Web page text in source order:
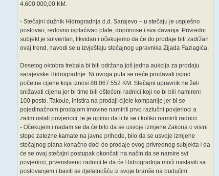
4.600.000,00 KM.
- Stečajni dužnik Hidrogradnja d.d. Sarajevo – u stečaju je uspješno
poslovao, redovno isplaćivao plate, doprinose i sva davanja. Privredni
subjekt je solventan, likvidan i očekujemo da će do prodaje biti zadržan
ovaj trend, navodi se u izvještaju stečajnog upravnika Zijada Fazlagića.
Desetog oktobra trebala bi biti održana još jedna aukcija za prodaju
sarajevske Hidrogradnje. Ni ovoga puta se neće prodavati ispod
početne cijene koja iznosi 88.067.552 KM. Stečajni upravnik ne želi
snižavati cijenu jer bi time bili oštećeni radnici koji ne bi bili namireni
100 posto. Takođe, inistira na prodaji cijele kompanije jer bi se
pojedinačnom prodajom imovine namirili prvo razlučni povjerioci a
zatim ostali povjerioci, te je upitno da li bi se i koliko namirili radnici.
- Očekujem i nadam se da će bilo da se usvoje izmjene Zakona o visini
stope zatezne kamate na javne prihode, bilo da se usvoje izmjene
stečajnog plana konačno doći do prodaje ovog privrednog subjekta i da
će se ovaj stečajni postupak okončati na način da se namire svi
povjerioci, prvenstveno radnici te da će Hidrogradnja moći nastaviti sa
poslovanjem i baviti se djelatnošću iz svoje branše na budućim